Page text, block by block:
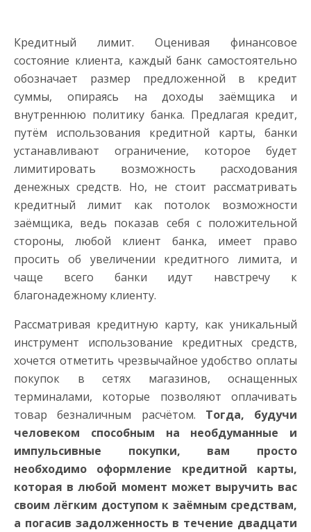
Кредитный лимит. Оценивая финансовое
состояние клиента, каждый банк самостоятельно
обозначает размер предложенной в кредит
суммы, опираясь на доходы заёмщика и
внутреннюю политику банка. Предлагая кредит,
путём использования кредитной карты, банки
устанавливают ограничение, которое будет
лимитировать возможность расходования
денежных средств. Но, не стоит рассматривать
кредитный лимит как потолок возможности
заёмщика, ведь показав себя с положительной
стороны, любой клиент банка, имеет право
просить об увеличении кредитного лимита, и
чаще всего банки идут навстречу к
благонадежному клиенту.
Рассматривая кредитную карту, как уникальный
инструмент использование кредитных средств,
хочется отметить чрезвычайное удобство оплаты
покупок в сетях магазинов, оснащенных
терминалами, которые позволяют оплачивать
товар безналичным расчётом. Тогда, будучи
человеком способным на необдуманные и
импульсивные покупки, вам просто
необходимо оформление кредитной карты,
которая в любой момент может выручить вас
своим лёгким доступом к заёмным средствам,
а погасив задолженность в течение двадцати